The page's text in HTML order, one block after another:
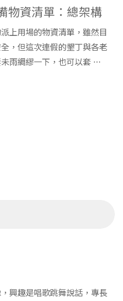
物資清單：總架構
上用場的物資清單，雖然目
，但這次連假的墾丁與各老
雨綢繆一下，也可以套 …
興趣是唱歌跳舞說話，專長